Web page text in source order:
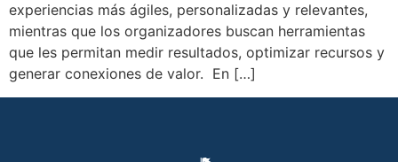
experiencias más ágiles, personalizadas y relevantes,
mientras que los organizadores buscan herramientas
que les permitan medir resultados, optimizar recursos y
generar conexiones de valor. En […]